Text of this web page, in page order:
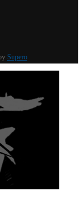
Supero